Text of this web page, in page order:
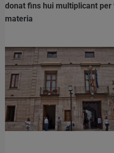
donat fins hui multiplicant
materia